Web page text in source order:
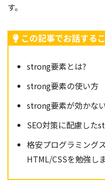
す。
この記事でお話する
strong要素とは?
strong要素の使い方
strong要素が効かな
SEO対策に配慮した
格安プログラミング
HTML/CSSを勉強し